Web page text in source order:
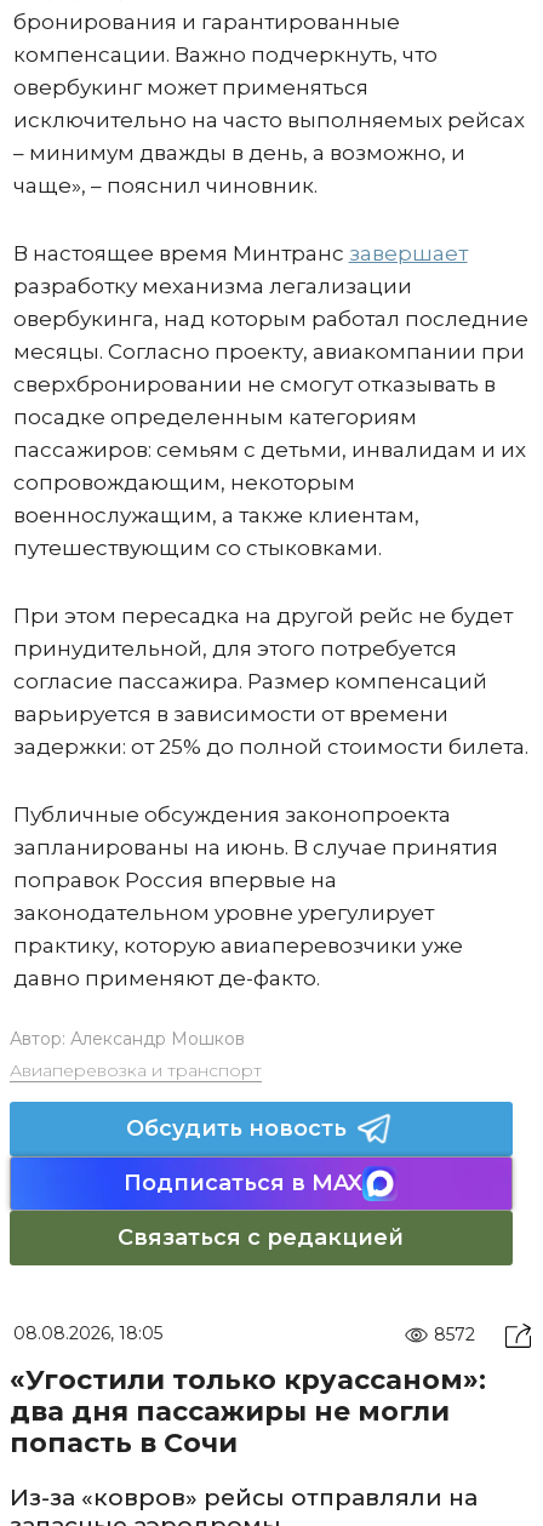
бронирования и гарантированные
компенсации. Важно подчеркнуть, что
овербукинг может применяться
исключительно на часто выполняемых рейсах
– минимум дважды в день, а возможно, и
чаще», – пояснил чиновник.
В настоящее время Минтранс завершает
разработку механизма легализации
овербукинга, над которым работал последние
месяцы. Согласно проекту, авиакомпании при
сверхбронировании не смогут отказывать в
посадке определенным категориям
пассажиров: семьям с детьми, инвалидам и их
сопровождающим, некоторым
военнослужащим, а также клиентам,
путешествующим со стыковками.
При этом пересадка на другой рейс не будет
принудительной, для этого потребуется
согласие пассажира. Размер компенсаций
варьируется в зависимости от времени
задержки: от 25% до полной стоимости билета.
Публичные обсуждения законопроекта
запланированы на июнь. В случае принятия
поправок Россия впервые на
законодательном уровне урегулирует
практику, которую авиаперевозчики уже
давно применяют де-факто.
Автор: Александр Мошков
Авиаперевозка и транспорт
Обсудить новость
Подписаться в MAX
Связаться с редакцией
08.08.2026, 18:05 8572
«Угостили только круассаном»:
два дня пассажиры не могли
попасть в Сочи
Из-за «ковров» рейсы отправляли на